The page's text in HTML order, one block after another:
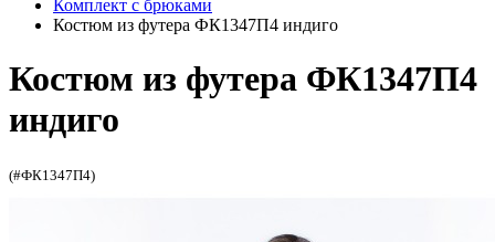
Комплект с брюками
Костюм из футера ФК1347П4 индиго
Костюм из футера ФК1347П4
индиго
(#ФК1347П4)